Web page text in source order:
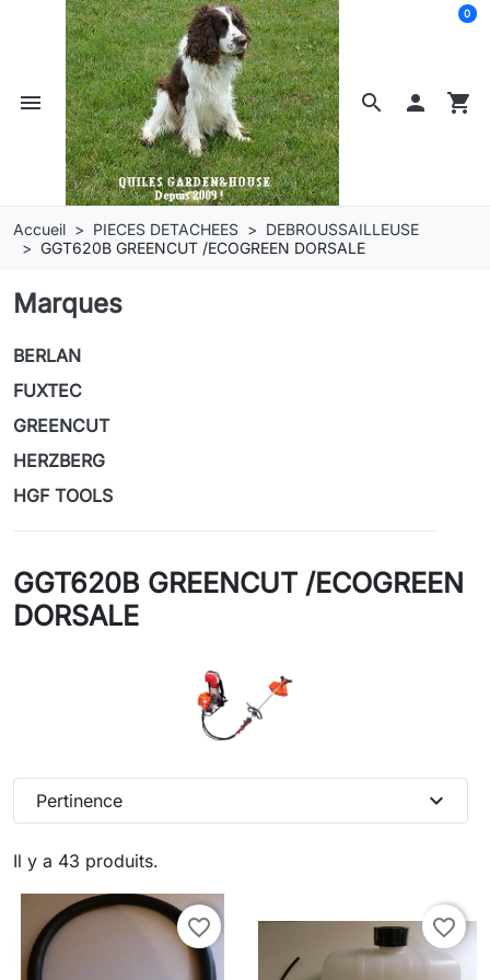
search
menu  shopping_cart
0
Accueil PIECES DETACHEES
DEBROUSSAILLEUSE
GGT620B GREENCUT /ECOGREEN DORSALE
Marques
BERLAN
FUXTEC
GREENCUT
HERZBERG
HGF TOOLS
GGT620B GREENCUT /ECOGREEN
DORSALE
Il y a 43 produits.
Pertinence expand_more
favorite_border favorite_border